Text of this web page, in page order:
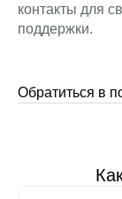
контакты для
поддержки.
Обратиться в